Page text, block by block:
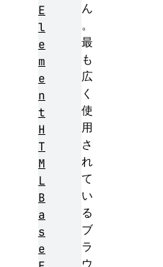
ん
。
最
も
広
く
使
用
さ
れ
て
い
る
ブ
ラ
ウ
E
l
e
m
e
n
t
H
T
M
L
B
a
s
e